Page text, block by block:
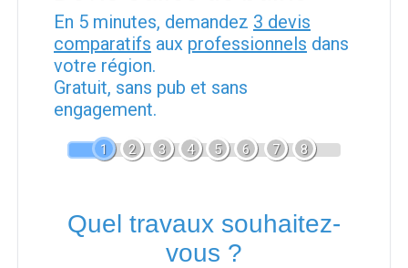
En 5 minutes, demandez 3 devis
comparatifs aux professionnels dans
votre région.
Gratuit, sans pub et sans
engagement.
1 2 3 4 5 6 7 8
Quel travaux souhaitez-
vous ?